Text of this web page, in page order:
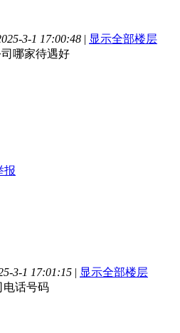
3-1 17:00:48 | 显示全部楼层
哪家待遇好
报
3-1 17:01:15 | 显示全部楼层
电话号码